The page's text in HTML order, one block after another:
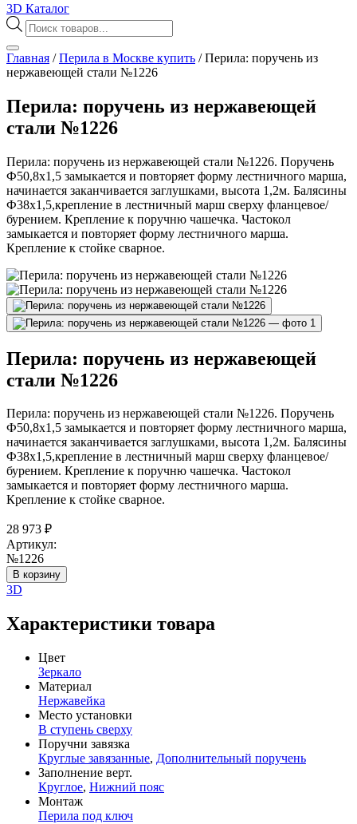
3D Каталог
Поиск
товаров
Главная /Перила в Москве купить /Перила: поручень из
нержавеющей стали №1226
Перила: поручень из нержавеющей
стали №1226
Перила: поручень из нержавеющей стали №1226. Поручень
Ф50,8х1,5 замыкается и повторяет форму лестничного марша,
начинается заканчивается заглушками, высота 1,2м. Балясины
Ф38х1,5,крепление в лестничный марш сверху фланцевое/
бурением. Крепление к поручню чашечка. Частокол
замыкается и повторяет форму лестничного марша.
Крепление к стойке сварное.
Перила: поручень из нержавеющей
стали №1226
Перила: поручень из нержавеющей стали №1226. Поручень
Ф50,8х1,5 замыкается и повторяет форму лестничного марша,
начинается заканчивается заглушками, высота 1,2м. Балясины
Ф38х1,5,крепление в лестничный марш сверху фланцевое/
бурением. Крепление к поручню чашечка. Частокол
замыкается и повторяет форму лестничного марша.
Крепление к стойке сварное.
28 973 ₽
Артикул:
№1226
В корзину
3D
Характеристики товара
Цвет
Зеркало
Материал
Нержавейка
Место установки
В ступень сверху
Поручни завязка
Круглые завязанные, Дополнительный поручень
Заполнение верт.
Круглое, Нижний пояс
Монтаж
Перила под ключ